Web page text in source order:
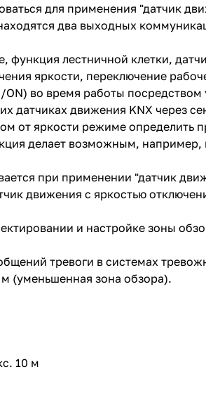
для применения "датчик
два выходных
лестничной клетки,
яркости, переключение
во время работы
датчиках движения KNX через
от яркости режиме определить
делает возможным,
при применении "датчик
движения с яркостью
и настройке зоны
тревоги в системах
(уменьшенная зона обзора).
10 м